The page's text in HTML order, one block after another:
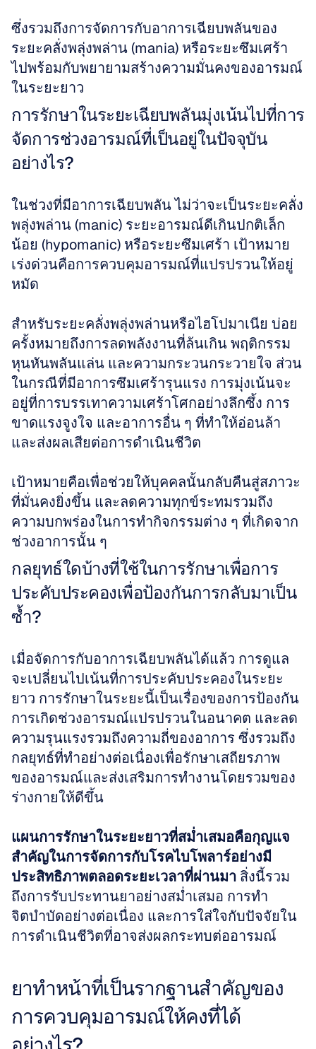
ซึ่งรวมถึงการจัดการกับอาการเฉียบพลันของ
ระยะคลั่งพลุ่งพล่าน (mania) หรือระยะซึมเศร้า
ไปพร้อมกับพยายามสร้างความมั่นคงของอารมณ์
ในระยะยาว
การรักษาในระยะเฉียบพลันมุ่งเน้นไปที่การ
จัดการช่วงอารมณ์ที่เป็นอยู่ในปัจจุบัน
อย่างไร?
ในช่วงที่มีอาการเฉียบพลัน ไม่ว่าจะเป็นระยะคลั่ง
พลุ่งพล่าน (manic) ระยะอารมณ์ดีเกินปกติเล็ก
น้อย (hypomanic) หรือระยะซึมเศร้า เป้าหมาย
เร่งด่วนคือการควบคุมอารมณ์ที่แปรปรวนให้อยู่
หมัด
สำหรับระยะคลั่งพลุ่งพล่านหรือไฮโปมาเนีย บ่อย
ครั้งหมายถึงการลดพลังงานที่ล้นเกิน พฤติกรรม
หุนหันพลันแล่น และความกระวนกระวายใจ ส่วน
ในกรณีที่มีอาการซึมเศร้ารุนแรง การมุ่งเน้นจะ
อยู่ที่การบรรเทาความเศร้าโศกอย่างลึกซึ้ง การ
ขาดแรงจูงใจ และอาการอื่น ๆ ที่ทำให้อ่อนล้า
และส่งผลเสียต่อการดำเนินชีวิต
เป้าหมายคือเพื่อช่วยให้บุคคลนั้นกลับคืนสู่สภาวะ
ที่มั่นคงยิ่งขึ้น และลดความทุกข์ระทมรวมถึง
ความบกพร่องในการทำกิจกรรมต่าง ๆ ที่เกิดจาก
ช่วงอาการนั้น ๆ
กลยุทธ์ใดบ้างที่ใช้ในการรักษาเพื่อการ
ประคับประคองเพื่อป้องกันการกลับมาเป็น
ซ้ำ?
เมื่อจัดการกับอาการเฉียบพลันได้แล้ว การดูแล
จะเปลี่ยนไปเน้นที่การประคับประคองในระยะ
ยาว การรักษาในระยะนี้เป็นเรื่องของการป้องกัน
การเกิดช่วงอารมณ์แปรปรวนในอนาคต และลด
ความรุนแรงรวมถึงความถี่ของอาการ ซึ่งรวมถึง
กลยุทธ์ที่ทำอย่างต่อเนื่องเพื่อรักษาเสถียรภาพ
ของอารมณ์และส่งเสริมการทำงานโดยรวมของ
ร่างกายให้ดีขึ้น
แผนการรักษาในระยะยาวที่สม่ำเสมอคือกุญแจ
สำคัญในการจัดการกับโรคไบโพลาร์อย่างมี
ประสิทธิภาพตลอดระยะเวลาที่ผ่านมา สิ่งนี้รวม
ถึงการรับประทานยาอย่างสม่ำเสมอ การทำ
จิตบำบัดอย่างต่อเนื่อง และการใส่ใจกับปัจจัยใน
การดำเนินชีวิตที่อาจส่งผลกระทบต่ออารมณ์
ยาทำหน้าที่เป็นรากฐานสำคัญของ
การควบคุมอารมณ์ให้คงที่ได้